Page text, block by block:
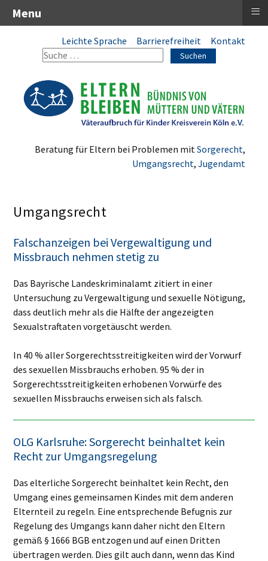
Leichte Sprache Barrierefreiheit Kontakt
Suchen
Beratung für Eltern bei Problemen mit Sorgerecht,
Umgangsrecht, Jugendamt
Umgangsrecht
Falschanzeigen bei Vergewaltigung und
Missbrauch nehmen stetig zu
Das Bayrische Landeskriminalamt zitiert in einer
Untersuchung zu Vergewaltigung und sexuelle Nötigung,
dass deutlich mehr als die Hälfte der angezeigten
Sexualstraftaten vorgetäuscht werden.
In 40 % aller Sorgerechtsstreitigkeiten wird der Vorwurf
des sexuellen Missbrauchs erhoben. 95 % der in
Sorgerechtsstreitigkeiten erhobenen Vorwürfe des
sexuellen Missbrauchs erweisen sich als falsch.
OLG Karlsruhe: Sorgerecht beinhaltet kein
Recht zur Umgangsregelung
Das elterliche Sorgerecht beinhaltet kein Recht, den
Umgang eines gemeinsamen Kindes mit dem anderen
Elternteil zu regeln. Eine entsprechende Befugnis zur
Regelung des Umgangs kann daher nicht den Eltern
gemäß § 1666 BGB entzogen und auf einen Dritten
übertragen werden. Dies gilt auch dann, wenn das Kind
Menu ≡